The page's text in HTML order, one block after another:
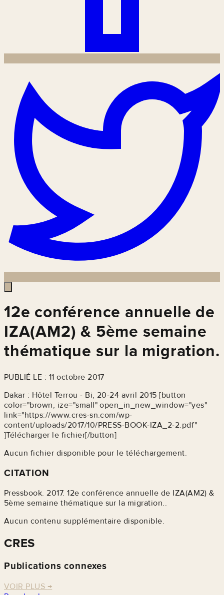
12e conférence annuelle de
IZA(AM2) & 5ème semaine
thématique sur la migration.
PUBLIÉ LE : 11 octobre 2017
Dakar : Hôtel Terrou - Bi, 20-24 avril 2015 [button
color="brown, ize="small" open_in_new_window="yes"
link="https://www.cres-sn.com/wp-
content/uploads/2017/10/PRESS-BOOK-IZA_2-2.pdf"
]Télécharger le fichier[/button]
Aucun fichier disponible pour le téléchargement.
CITATION
Pressbook. 2017. 12e conférence annuelle de IZA(AM2) &
5ème semaine thématique sur la migration..
Aucun contenu supplémentaire disponible.
CRES
Publications connexes
VOIR PLUS →